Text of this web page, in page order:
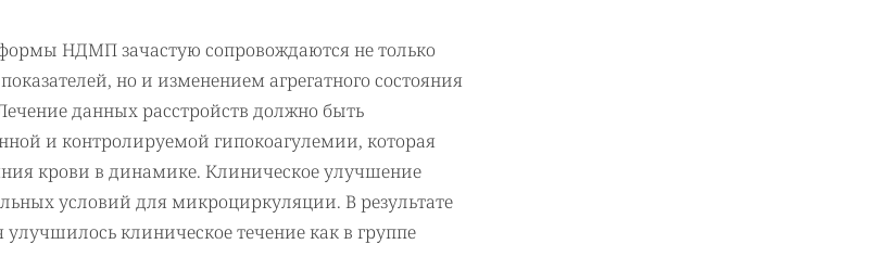
НДМП зачастую сопровождаются не только
но и изменением агрегатного состояния
данных расстройств должно быть
и контролируемой гипокоагулемии, которая
крови в динамике. Клиническое улучшение
условий для микроциркуляции. В результате
клиническое течение как в группе